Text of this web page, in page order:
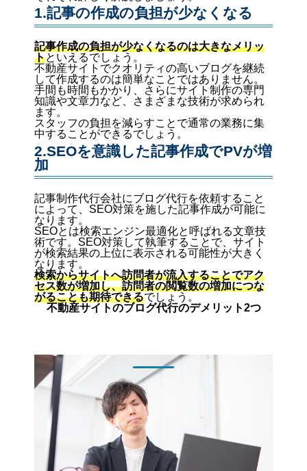
1.記事の作成の負担が少なくなる
記事作成の負担が少なくなるのは大きなメリッ
トといえるでしょう。
不動産サイトでクオリティの高いブログを継続
して作成するのは簡単なことではありません。
手間も時間もかかり、さらにサイト制作の専門
知識や文章力など、さまざまな技術が求められ
ます。
スタッフの負担を減らすことで通常の業務に集
中することができるでしょう。
2.SEOを意識した記事作成でPVが増
加
記事制作代行会社にブログ代行を依頼すること
によって、SEO対策を施した記事作成が可能に
なります。
SEOとは検索エンジン最適化と呼ばれる文章技
術です。SEO対策して執筆することで、サイト
が検索結果の上位に表示される可能性が大きく
なります。
検索からサイトへ訪問者が流入することでアク
セス数が増加し、訪問者の閲覧数の増加につな
がることも期待できるでしょう。
不動産サイトのブログ代行のデメリット2つ